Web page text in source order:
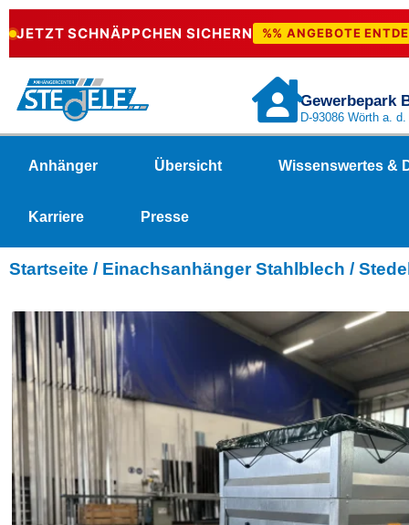
JETZT SCHNÄPPCHEN SICHERN %% ANGEBOTE
Gewerbepark
D-93086 Wörth a.
Anhänger Übersicht Wissenswertes &
Karriere Presse
Startseite / Einachsanhänger Stahlblech /